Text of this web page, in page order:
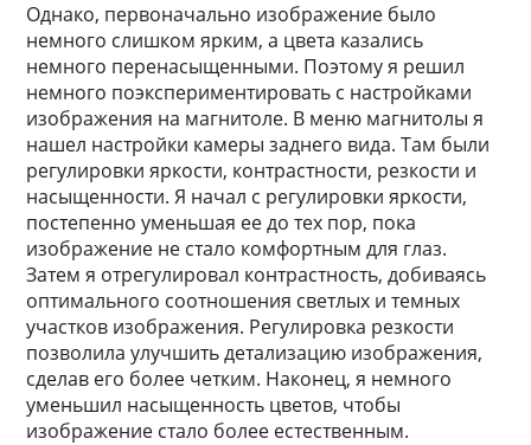
Однако, первоначально изображение было
немного слишком ярким, а цвета казались
немного перенасыщенными. Поэтому я решил
немного поэкспериментировать с настройками
изображения на магнитоле. В меню магнитолы я
нашел настройки камеры заднего вида. Там были
регулировки яркости, контрастности, резкости и
насыщенности. Я начал с регулировки яркости,
постепенно уменьшая ее до тех пор, пока
изображение не стало комфортным для глаз.
Затем я отрегулировал контрастность, добиваясь
оптимального соотношения светлых и темных
участков изображения. Регулировка резкости
позволила улучшить детализацию изображения,
сделав его более четким. Наконец, я немного
уменьшил насыщенность цветов, чтобы
изображение стало более естественным.